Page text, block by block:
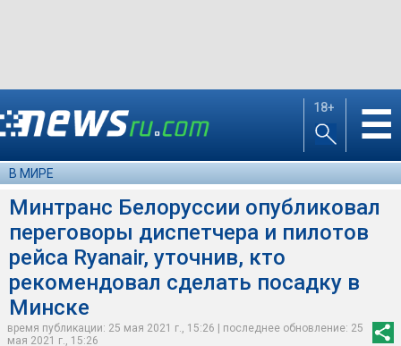
18+ ☰
В МИРЕ
Минтранс Белоруссии опубликовал
переговоры диспетчера и пилотов
рейса Ryanair, уточнив, кто
рекомендовал сделать посадку в
Минске
время публикации: 25 мая 2021 г., 15:26 | последнее обновление: 25
мая 2021 г., 15:26